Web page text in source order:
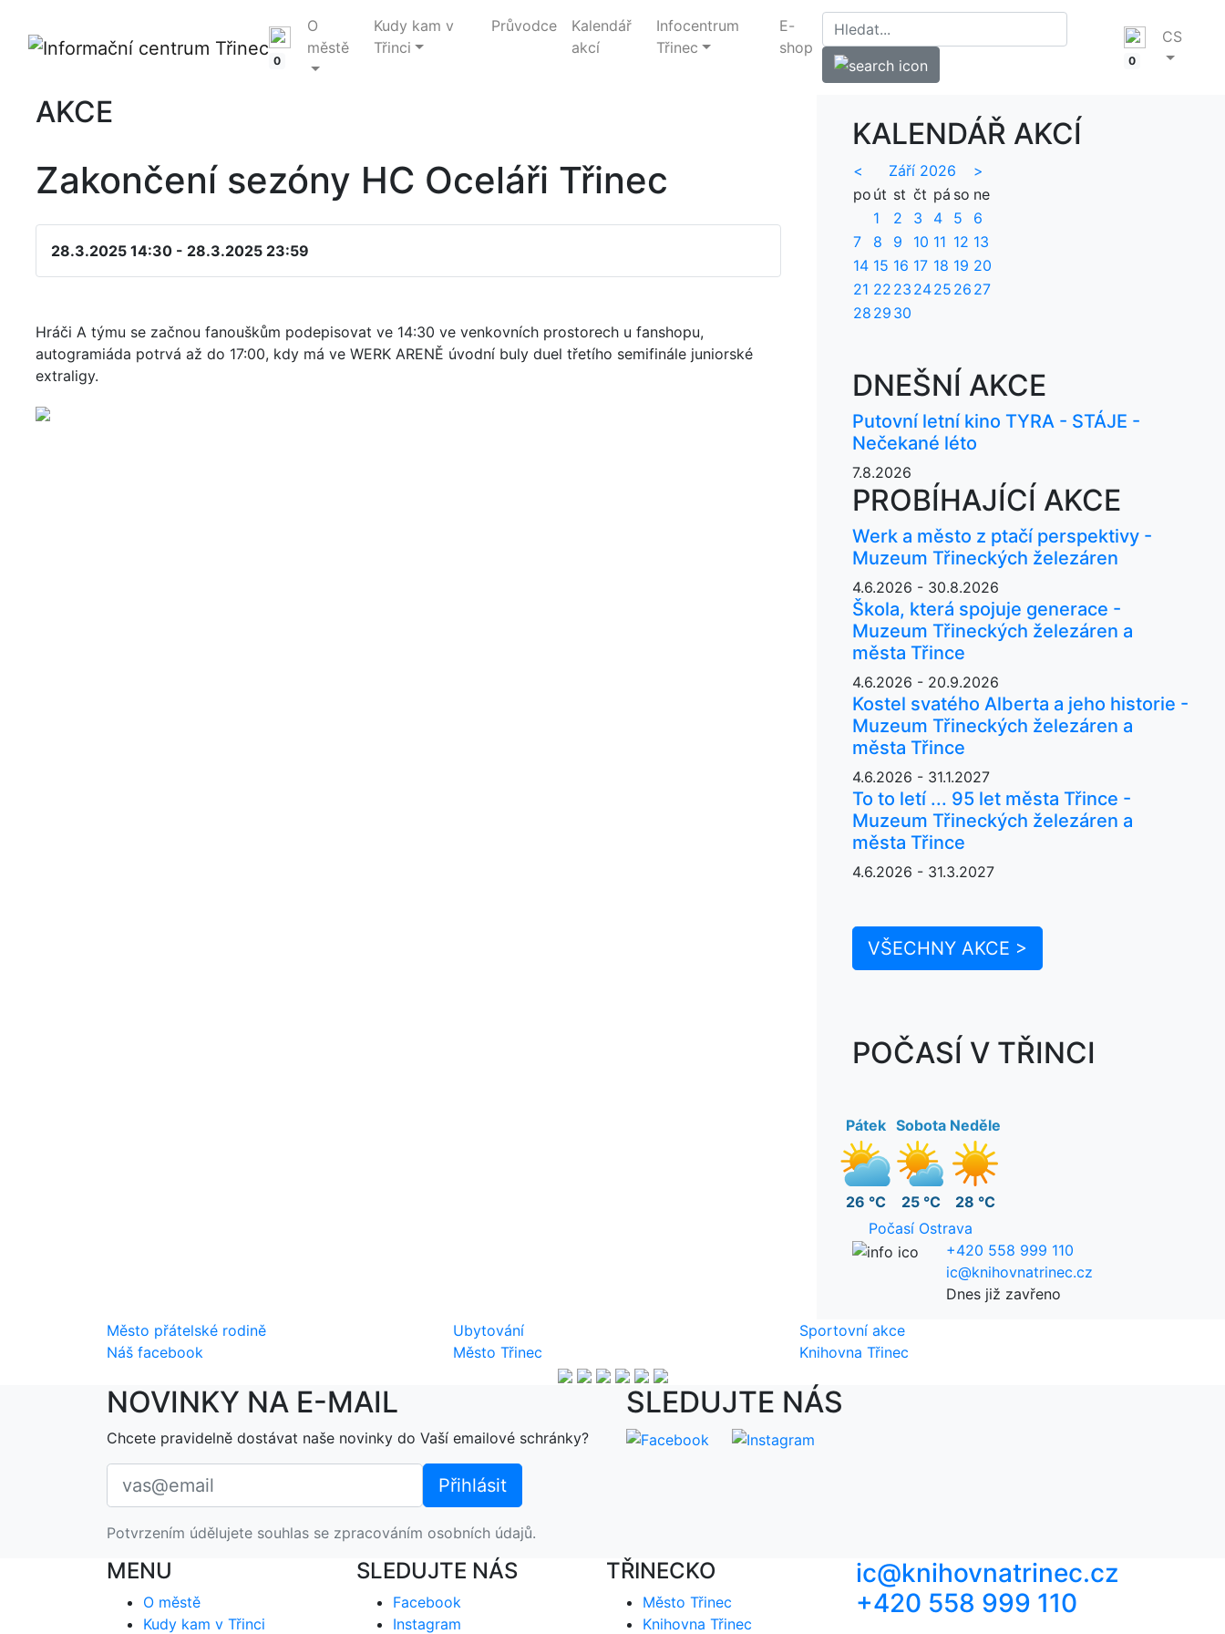
0
O
městě
Kudy kam v
Třinci
Průvodce
Kalendář
akcí
Infocentrum
Třinec
E-
shop
0
CS
AKCE
Zakončení sezóny HC Oceláři Třinec
28.3.2025 14:30 - 28.3.2025 23:59
Hráči A týmu se začnou fanouškům podepisovat ve 14:30 ve venkovních prostorech u fanshopu,
autogramiáda potrvá až do 17:00, kdy má ve WERK ARENĚ úvodní buly duel třetího semifinále juniorské
extraligy.
KALENDÁŘ AKCÍ
< Září 2026
>
po út st čt pá so ne
1
2 3 4 5
6
7
8 9 10 11 12 13
14 15 16 17 18 19 20
21 22 23 2425 26 27
28 29 30
DNEŠNÍ AKCE
Putovní letní kino TYRA - STÁJE -
Nečekané léto
7.8.2026
PROBÍHAJÍCÍ AKCE
Werk a město z ptačí perspektivy -
Muzeum Třineckých železáren
4.6.2026 - 30.8.2026
Škola, která spojuje generace -
Muzeum Třineckých železáren a
města Třince
4.6.2026 - 20.9.2026
Kostel svatého Alberta a jeho historie -
Muzeum Třineckých železáren a
města Třince
4.6.2026 - 31.1.2027
To to letí ... 95 let města Třince -
Muzeum Třineckých železáren a
města Třince
4.6.2026 - 31.3.2027
VŠECHNY AKCE >
POČASÍ V TŘINCI
Pátek
26 °C
Sobota
25 °C
Neděle
28 °C
Počasí Ostrava
+420 558 999 110
ic@knihovnatrinec.cz
Dnes již zavřeno
Město přátelské rodině
Ubytování
Sportovní akce
Náš facebook
Město Třinec Knihovna Třinec
NOVINKY NA E-MAIL
Chcete pravidelně dostávat naše novinky do Vaší emailové schránky?
Potvrzením údělujete souhlas se zpracováním osobních údajů.
SLEDUJTE NÁS
MENU
O městě
Kudy kam v Třinci
SLEDUJTE NÁS
Facebook
Instagram
TŘINECKO
Město Třinec
Knihovna Třinec
ic@knihovnatrinec.cz
+420 558 999 110